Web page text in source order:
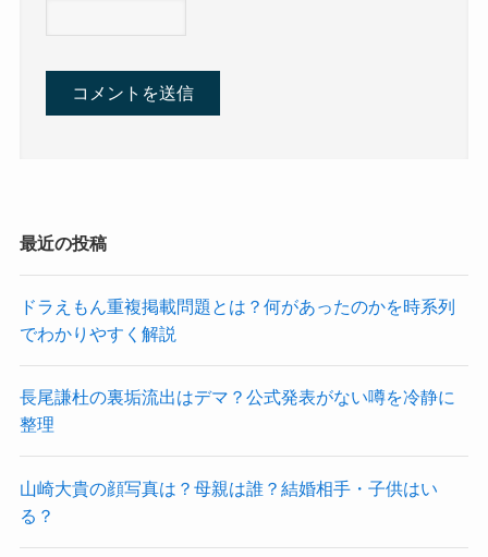
最近の投稿
ドラえもん重複掲載問題とは？何があったのかを時系列
でわかりやすく解説
長尾謙杜の裏垢流出はデマ？公式発表がない噂を冷静に
整理
山崎大貴の顔写真は？母親は誰？結婚相手・子供はい
る？